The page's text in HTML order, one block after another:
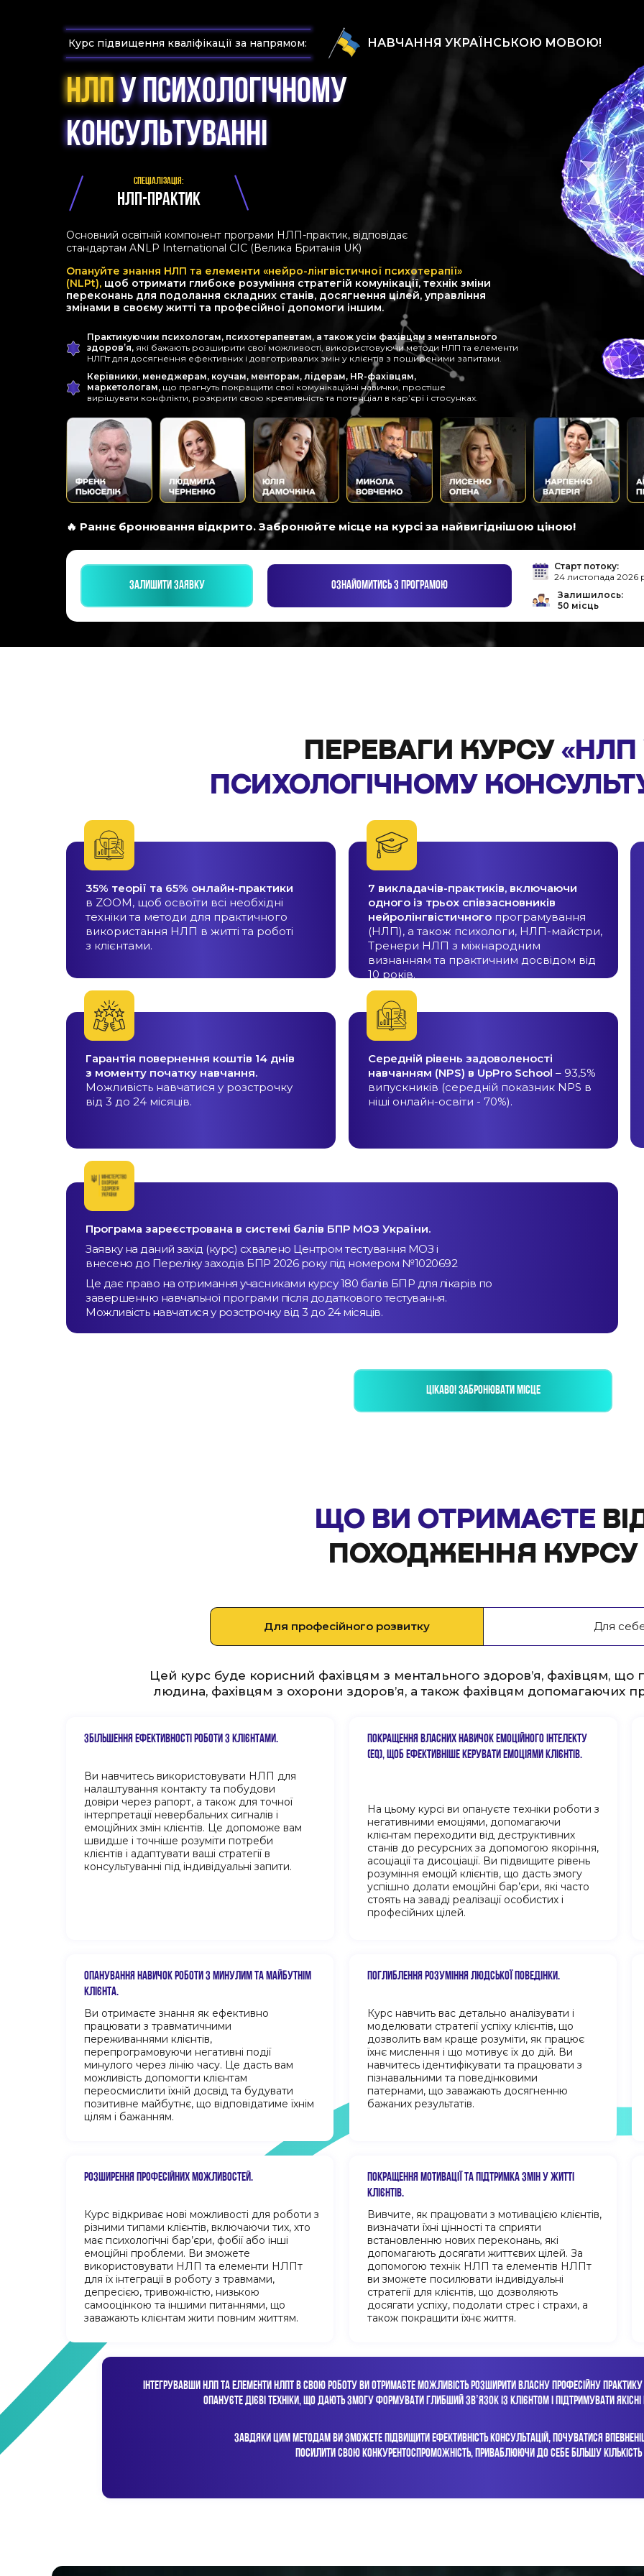
Курс підвищення кваліфікації за напрямом:
НЛПВ ПСИХОЛОГІЧНОМУ
КОНСУЛЬТУВАННІ
НЛПУ ПСИХОЛОГІЧНОМУ
КОНСУЛЬТУВАННІ
СПЕЦІАЛІЗАЦІЯ:
НЛП-ПРАКТИК
Основний освітній компонент програми НЛП-практик, відповідає
стандартам ANLP International CIC (Велика Британія UK)
Опануйте знання НЛП та елементи «нейро-лінгвістичної психотерапії»
(NLPt), щоб отримати глибоке розуміння стратегій комунікації, технік зміни
переконань для подолання складних станів, досягнення цілей, управління
змінами в своєму житті та професійної допомоги іншим.
Практикуючим психологам, психотерапевтам, а також усім фахівцям з ментального
здоров’я, які бажають розширити свої можливості, використовуючи методи НЛП та елементи
НЛПт для досягнення ефективних і довготривалих змін у клієнтів з поширеними запитами.
Керівники, менеджерам, коучам, менторам, лідерам, HR-фахівцям,
маркетологам, що прагнуть покращити свої комунікаційні навички, простіше
вирішувати конфлікти, розкрити свою креативність та потенціал в карʼєрі і стосунках.
🔥 Раннє бронювання відкрито. Забронюйте місце на курсі за найвигіднішою ціною!
ЗАЛИШИТИ ЗАЯВКУ ОЗНАЙОМИТИСЬ З ПРОГРАМОЮ
Старт потоку:
24 листопада 2026
Залишилось:
50 місць
НАВЧАННЯ УКРАЇНСЬКОЮ МОВОЮ!
35% теорії та 65% онлайн-практики
в ZOOM, щоб освоїти всі необхідні
техніки та методи для практичного
використання НЛП в житті та роботі
з клієнтами.
7 викладачів-практиків, включаючи
одного із трьох співзасновників
нейролінгвістичного програмування
(НЛП), а також психологи, НЛП-майстри,
Тренери НЛП з міжнародним
визнанням та практичним досвідом від
10 років.
Середній рівень задоволеності
навчанням (NPS) в UpPro School – 93,5%
випускників (середній показник NPS в
ніші онлайн-освіти - 70%).
Гарантія повернення коштів 14 днів
з моменту початку навчання.
Можливість навчатися у розстрочку
від 3 до 24 місяців.
Програма зареєстрована в системі балів БПР МОЗ України.
Заявку на даний захід (курс) схвалено Центром тестування МОЗ і
внесено до Переліку заходів БПР 2026 року під номером №1020692
Це дає право на отримання учасниками курсу 180 балів БПР для лікарів по
завершенню навчальної програми після додаткового тестування.
Можливість навчатися у розстрочку від 3 до 24 місяців.
ЦІКАВО! ЗАБРОНЮВАТИ МІСЦЕ
ПЕРЕВАГИ КУРСУ «НЛП
ПСИХОЛОГІЧНОМУ
ЩО ВИ ОТРИМАЄТЕ
ПОХОДЖЕННЯ КУРСУ
Для професійного розвитку Для
Цей курс буде корисний фахівцям з ментального здоров’я, фахівцям,
людина, фахівцям з охорони здоров’я, а також фахівцям допомагаючих
ЗБІЛЬШЕННЯ ЕФЕКТИВНОСТІ РОБОТИ З КЛІЄНТАМИ.
Ви навчитесь використовувати НЛП для
налаштування контакту та побудови
довіри через рапорт, а також для точної
інтерпретації невербальних сигналів і
емоційних змін клієнтів. Це допоможе вам
швидше і точніше розуміти потреби
клієнтів і адаптувати ваші стратегії в
консультуванні під індивідуальні запити.
ПОКРАЩЕННЯ ВЛАСНИХ НАВИЧОК ЕМОЦІЙНОГО ІНТЕЛЕКТУ
(EQ), ЩОБ ЕФЕКТИВНІШЕ КЕРУВАТИ ЕМОЦІЯМИ КЛІЄНТІВ.
На цьому курсі ви опануєте техніки роботи з
негативними емоціями, допомагаючи
клієнтам переходити від деструктивних
станів до ресурсних за допомогою якоріння,
асоціації та дисоціації. Ви підвищите рівень
розуміння емоцій клієнтів, що дасть змогу
успішно долати емоційні бар’єри, які часто
стоять на заваді реалізації особистих і
професійних цілей.
Курс навчить вас детально аналізувати і
моделювати стратегії успіху клієнтів, що
дозволить вам краще розуміти, як працює
їхнє мислення і що мотивує їх до дій. Ви
навчитесь ідентифікувати та працювати з
пізнавальними та поведінковими
патернами, що заважають досягненню
бажаних результатів.
ПОГЛИБЛЕННЯ РОЗУМІННЯ ЛЮДСЬКОЇ ПОВЕДІНКИ.
Ви отримаєте знання як ефективно
працювати з травматичними
переживаннями клієнтів,
перепрограмовуючи негативні події
минулого через лінію часу. Це дасть вам
можливість допомогти клієнтам
переосмислити їхній досвід та будувати
позитивне майбутнє, що відповідатиме їхнім
цілям і бажанням.
ОПАНУВАННЯ НАВИЧОК РОБОТИ З МИНУЛИМ ТА МАЙБУТНІМ
КЛІЄНТА.
РОЗШИРЕННЯ ПРОФЕСІЙНИХ МОЖЛИВОСТЕЙ.
Курс відкриває нові можливості для роботи з
різними типами клієнтів, включаючи тих, хто
має психологічні бар’єри, фобії або інші
емоційні проблеми. Ви зможете
використовувати НЛП та елементи НЛПт
для їх інтеграції в роботу з травмами,
депресією, тривожністю, низькою
самооцінкою та іншими питаннями, що
заважають клієнтам жити повним життям.
ПОКРАЩЕННЯ МОТИВАЦІЇ ТА ПІДТРИМКА ЗМІН У ЖИТТІ
КЛІЄНТІВ.
Вивчите, як працювати з мотивацією клієнтів,
визначати їхні цінності та сприяти
встановленню нових переконань, які
допомагають досягати життєвих цілей. За
допомогою технік НЛП та елементів НЛПт
ви зможете посилювати індивідуальні
стратегії для клієнтів, що дозволяють
досягати успіху, подолати стрес і страхи, а
також покращити їхнє життя.
ІНТЕГРУВАВШИ НЛП ТА ЕЛЕМЕНТИ НЛПТ В СВОЮ РОБОТУ ВИ ОТРИМАЄТЕ МОЖЛИВІСТЬ РОЗШИРИТИ ВЛАСНУ ПРОФЕСІЙНУ
ОПАНУЄТЕ ДІЄВІ ТЕХНІКИ, ЩО ДАЮТЬ ЗМОГУ ФОРМУВАТИ ГЛИБШИЙ ЗВʼЯЗОК ІЗ КЛІЄНТОМ І ПІДТРИМУВАТИ ЯКІСНІ
ЗАВДЯКИ ЦИМ МЕТОДАМ ВИ ЗМОЖЕТЕ ПІДВИЩИТИ ЕФЕКТИВНІСТЬ КОНСУЛЬТАЦІЙ, ПОЧУВАТИСЯ
ПОСИЛИТИ СВОЮ КОНКУРЕНТОСПРОМОЖНІСТЬ, ПРИВАБЛЮЮЧИ ДО СЕБЕ БІЛЬШУ КІЛЬКІСТЬ